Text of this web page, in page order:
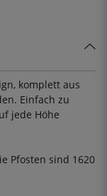
komplett aus
Einfach zu
jede Höhe
Pfosten sind 1620